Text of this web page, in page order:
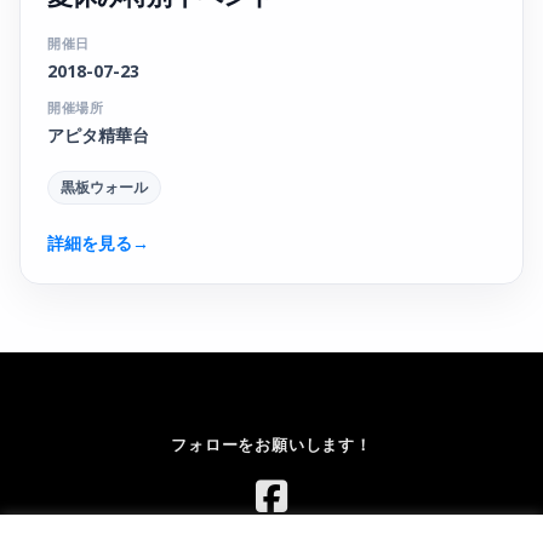
開催日
2018-07-23
開催場所
アピタ精華台
黒板ウォール
詳細を見る→
フォローをお願いします！